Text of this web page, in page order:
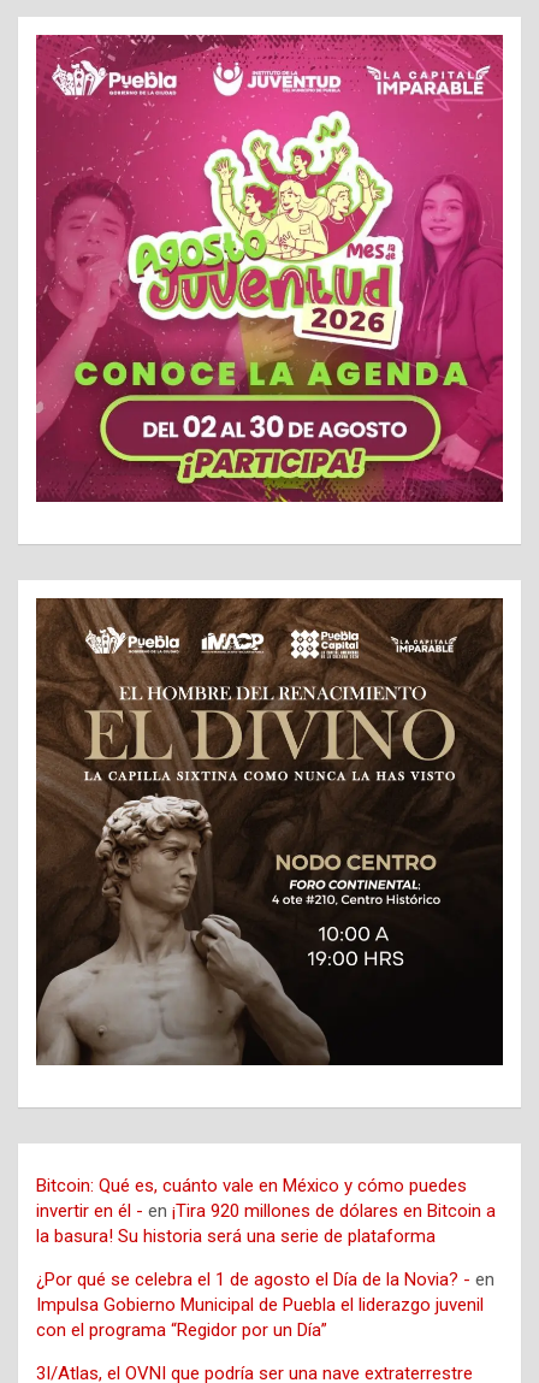
Bitcoin: Qué es, cuánto vale en México y cómo puedes
invertir en él - en ¡Tira 920 millones de dólares en Bitcoin a
la basura! Su historia será una serie de plataforma
¿Por qué se celebra el 1 de agosto el Día de la Novia? - en
Impulsa Gobierno Municipal de Puebla el liderazgo juvenil
con el programa “Regidor por un Día”
3I/Atlas, el OVNI que podría ser una nave extraterrestre